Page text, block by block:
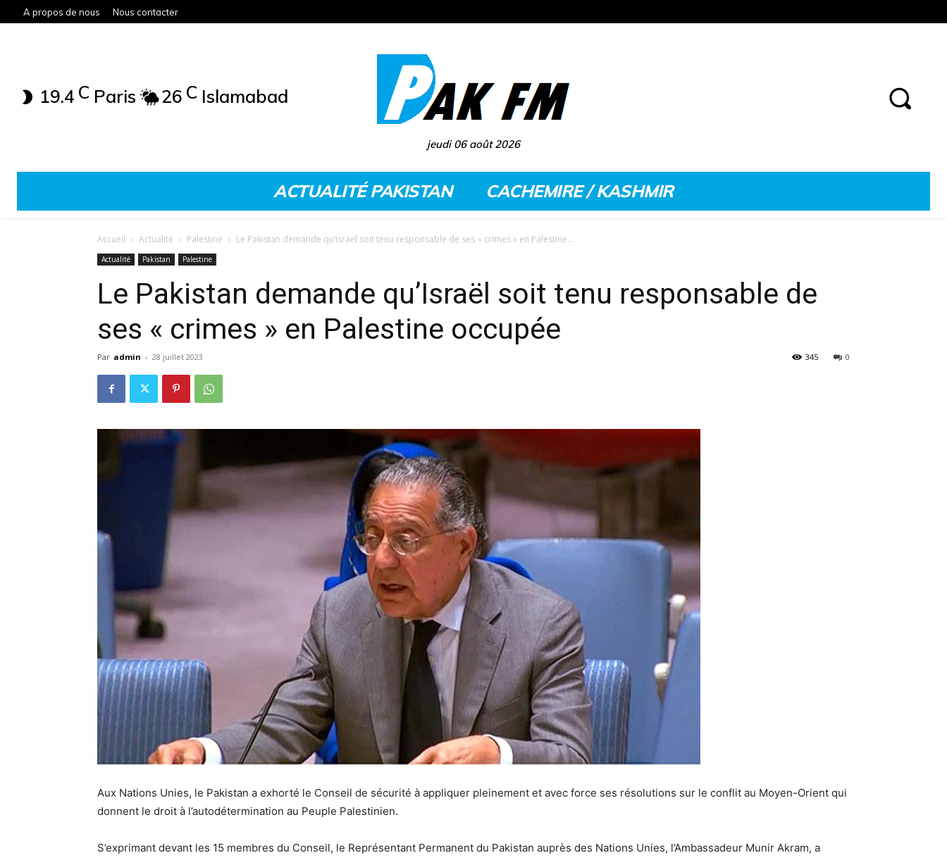
A propos de nous Nous contacter
19.4 C Paris 26 C Islamabad
jeudi 06 août 2026
ACTUALITÉ PAKISTAN CACHEMIRE / KASHMIR
Accueil Actualité Palestine Le Pakistan demande qu’Israël soit tenu responsable de ses « crimes » en Palestine...
Actualité Pakistan Palestine
Le Pakistan demande qu’Israël soit tenu responsable de
ses « crimes » en Palestine occupée
Par admin - 28 juillet 2023 0
345
Aux Nations Unies, le Pakistan a exhorté le Conseil de sécurité à appliquer pleinement et avec force ses résolutions sur le conflit au Moyen-Orient qui
donnent le droit à l’autodétermination au Peuple Palestinien.
S’exprimant devant les 15 membres du Conseil, le Représentant Permanent du Pakistan auprès des Nations Unies, l’Ambassadeur Munir Akram, a